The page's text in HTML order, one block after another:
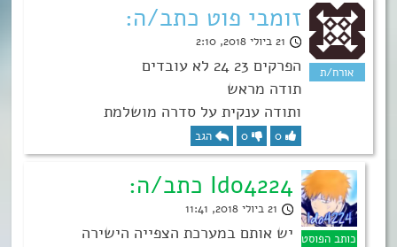
זומבי פוט כתב/ה:
21 ביולי 2018, 2:10
הפרקים 23 24 לא עובדים
תודה מראש
ותודה ענקית על סדרה מושלמת
0
0 הגב
Ido4224 כתב/ה:
21 ביולי 2018, 11:41
יש אותם במערכת הצפייה הישירה